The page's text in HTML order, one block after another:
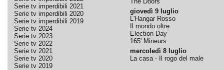
Serie tv imperdibili 2021
Serie tv imperdibili 2020
Serie tv imperdibili 2019
Serie tv 2024
Serie tv 2023
Serie tv 2022
Serie tv 2021
Serie tv 2020
Serie tv 2019
giovedì 9 luglio
L'Hangar Rosso
Il mondo oltre
Election Day
165' Mineurs
mercoledì 8 luglio
La casa - Il rogo del male